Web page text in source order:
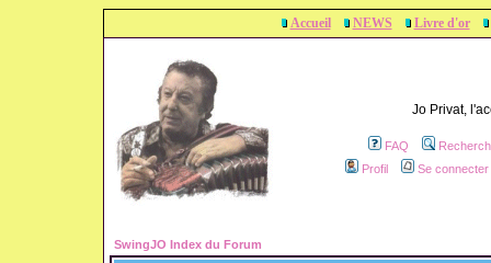
Accueil NEWS Livre d'or
Jo Privat,
FAQ
Profil
Se
SwingJO Index du Forum